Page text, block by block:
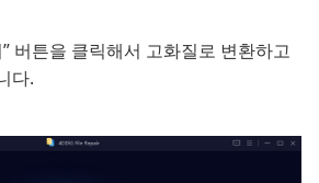
버튼을 클릭해서 고화질로 변환하고
다.